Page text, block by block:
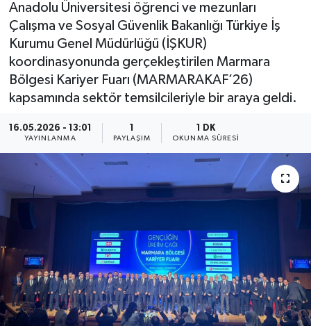
Anadolu Üniversitesi öğrenci ve mezunları
Çalışma ve Sosyal Güvenlik Bakanlığı Türkiye İş
Kurumu Genel Müdürlüğü (İŞKUR)
koordinasyonunda gerçekleştirilen Marmara
Bölgesi Kariyer Fuarı (MARMARAKAF’26)
kapsamında sektör temsilcileriyle bir araya geldi.
16.05.2026 - 13:01
YAYINLANMA PAYLAŞIM
1 DK
OKUNMA SÜRESI